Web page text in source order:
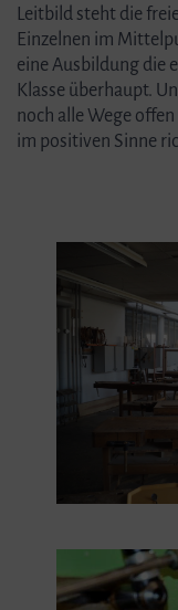
Leitbild steht die
Einzelnen im
eine Ausbildung die
Klasse überhaupt.
noch alle Wege
im positiven Sinne